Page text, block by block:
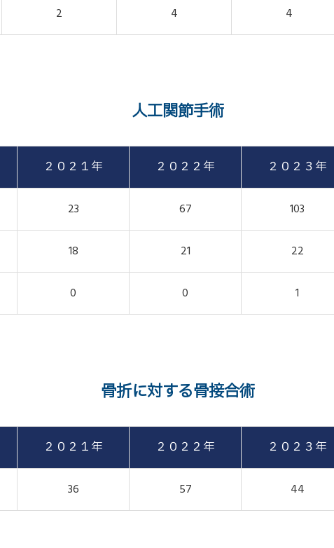
2 4 4
人工関節手術
２０２１年 ２０２２年 ２０２３年
23 67 103
18 21 22
0 0 1
骨折に対する骨接合術
２０２１年 ２０２２年 ２０２３年
36 57 44